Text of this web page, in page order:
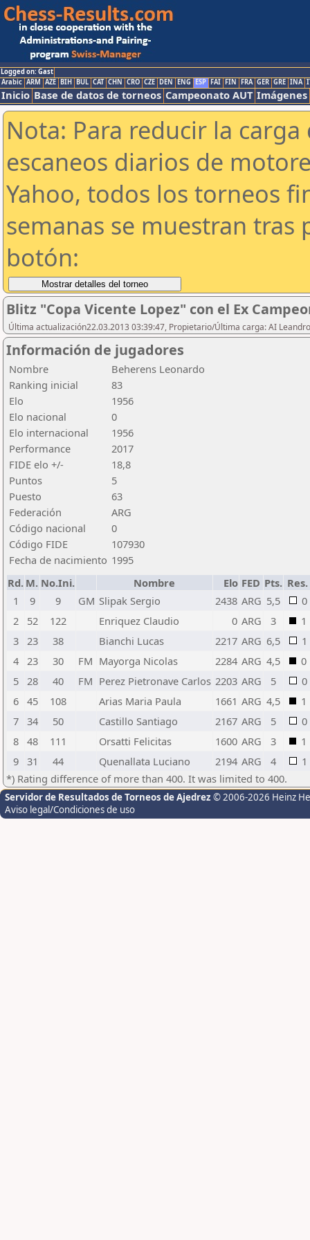
Logged on: Gast
Arabic ARM AZE BIH BUL CAT CHN CRO CZE DEN ENG ESP FAI FIN FRA GER GRE INA
Inicio Base de datos de torneos Campeonato AUT Imágenes
Nota: Para reducir la
escaneos diarios de
Yahoo, todos los torneos
semanas se muestran tras
botón:
Blitz "Copa Vicente Lopez" con el Ex
Última actualización22.03.2013 03:39:47, Propietario/Última carga: AI
Información de jugadores
Nombre
Beherens Leonardo
Ranking inicial
83
Elo
1956
Elo nacional
0
Elo internacional
1956
Performance
2017
FIDE elo +/-
18,8
Puntos
5
Puesto
63
Federación
ARG
Código nacional
0
Código FIDE
107930
Fecha de nacimiento 1995
Rd. M. No.Ini. Nombre Elo FED Pts. Res.
1
9 9 GM Slipak Sergio 2438 ARG 5,5
0
2
52 122 Enriquez Claudio 0 ARG 3
1
3 23 38 Bianchi Lucas 2217 ARG 6,5
1
4 23 30 FM Mayorga Nicolas 2284 ARG 4,5
0
5 28 40 FM Perez Pietronave Carlos 2203 ARG 5
0
6 45 108 Arias Maria Paula 1661 ARG 4,5
1
7 34 50 Castillo Santiago 2167 ARG 5
0
8 48 111 Orsatti Felicitas 1600 ARG 3
1
9 31 44 Quenallata Luciano 2194 ARG 4
1
*) Rating difference of more than 400. It was limited to 400.
Servidor de Resultados de Torneos de Ajedrez © 2006-2026 Heinz
Aviso legal/Condiciones de uso